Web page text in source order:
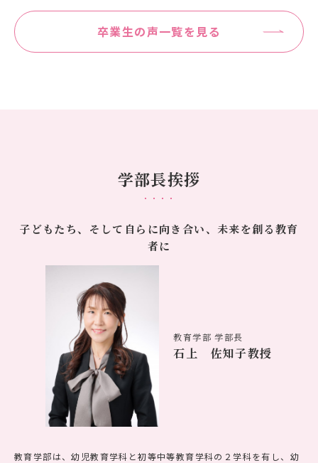
卒業生の声一覧を見る
学部長挨拶
子どもたち、そして自らに向き合い、未来を創る教育
者に
教育学部 学部長
石上 佐知子教授
教育学部は、幼児教育学科と初等中等教育学科の２学科を有し、幼